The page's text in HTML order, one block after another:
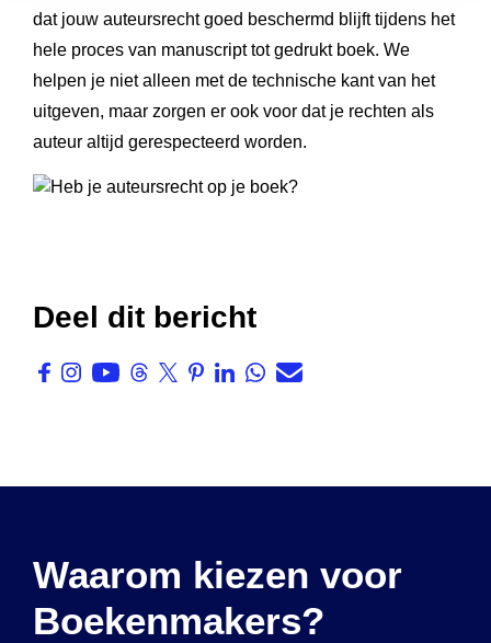
dat jouw auteursrecht goed beschermd blijft tijdens het
hele proces van manuscript tot gedrukt boek. We
helpen je niet alleen met de technische kant van het
uitgeven, maar zorgen er ook voor dat je rechten als
auteur altijd gerespecteerd worden.
Deel dit bericht
Waarom kiezen voor
Boekenmakers?